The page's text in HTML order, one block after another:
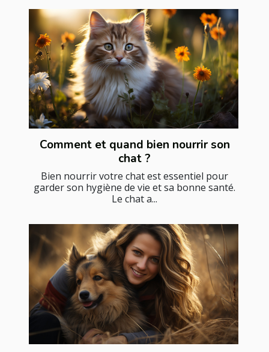
Comment et quand bien nourrir son
chat ?
Bien nourrir votre chat est essentiel pour
garder son hygiène de vie et sa bonne santé.
Le chat a...